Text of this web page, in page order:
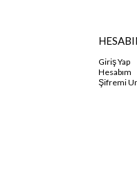
Giriş Yap
Hesabım
Şifremi